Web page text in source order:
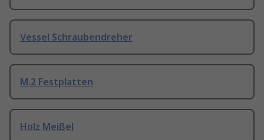
Vessel Schraubendreher
M.2 Festplatten
Holz Meißel